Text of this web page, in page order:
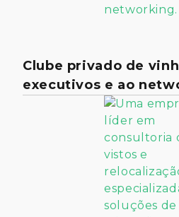
Clube privado de
executivos e ao